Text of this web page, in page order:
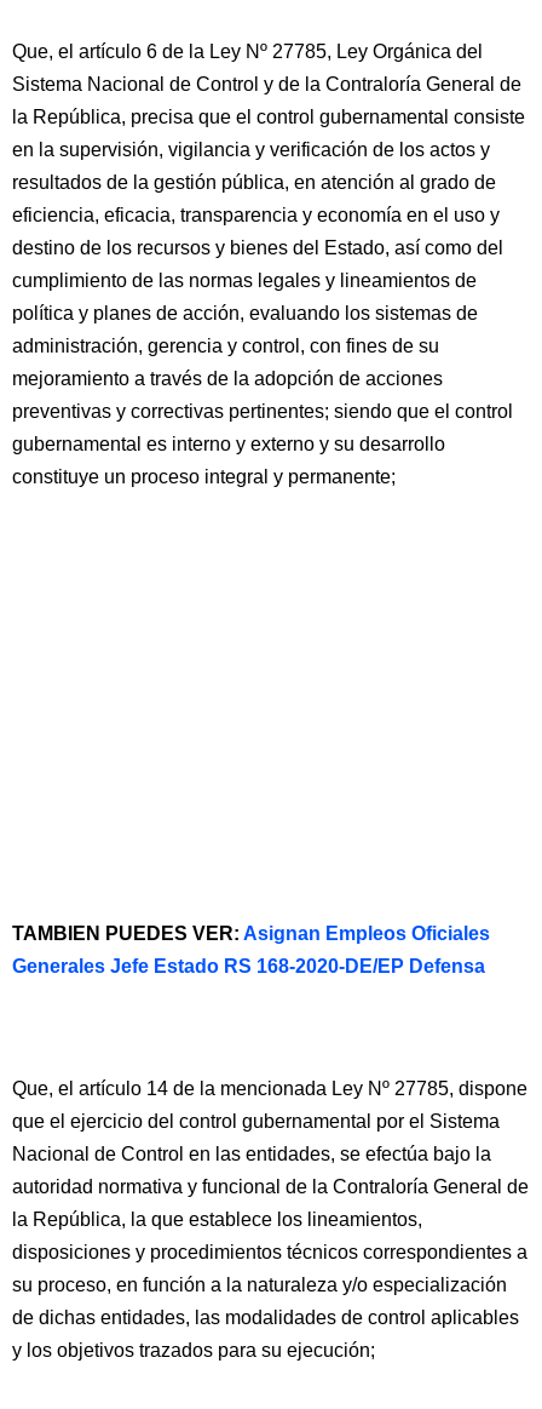
Que, el artículo 6 de la Ley Nº 27785, Ley Orgánica del
Sistema Nacional de Control y de la Contraloría General de
la República, precisa que el control gubernamental consiste
en la supervisión, vigilancia y verificación de los actos y
resultados de la gestión pública, en atención al grado de
eficiencia, eficacia, transparencia y economía en el uso y
destino de los recursos y bienes del Estado, así como del
cumplimiento de las normas legales y lineamientos de
política y planes de acción, evaluando los sistemas de
administración, gerencia y control, con fines de su
mejoramiento a través de la adopción de acciones
preventivas y correctivas pertinentes; siendo que el control
gubernamental es interno y externo y su desarrollo
constituye un proceso integral y permanente;
TAMBIEN PUEDES VER: Asignan Empleos Oficiales
Generales Jefe Estado RS 168-2020-DE/EP Defensa
Que, el artículo 14 de la mencionada Ley Nº 27785, dispone
que el ejercicio del control gubernamental por el Sistema
Nacional de Control en las entidades, se efectúa bajo la
autoridad normativa y funcional de la Contraloría General de
la República, la que establece los lineamientos,
disposiciones y procedimientos técnicos correspondientes a
su proceso, en función a la naturaleza y/o especialización
de dichas entidades, las modalidades de control aplicables
y los objetivos trazados para su ejecución;